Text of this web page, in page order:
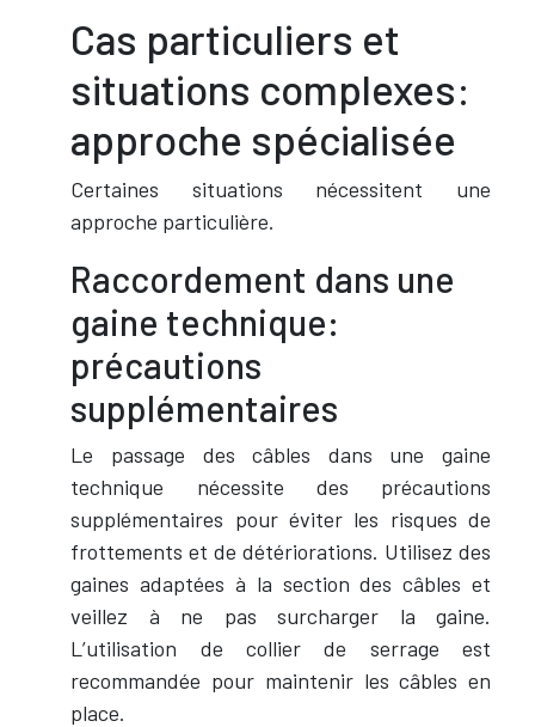
Cas particuliers et
situations complexes:
approche spécialisée
Certaines situations nécessitent une
approche particulière.
Raccordement dans une
gaine technique:
précautions
supplémentaires
Le passage des câbles dans une gaine
technique nécessite des précautions
supplémentaires pour éviter les risques de
frottements et de détériorations. Utilisez des
gaines adaptées à la section des câbles et
veillez à ne pas surcharger la gaine.
L’utilisation de collier de serrage est
recommandée pour maintenir les câbles en
place.